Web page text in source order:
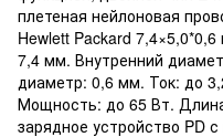
плетеная нейлоновая
Hewlett Packard
7,4 мм. Внутренний
диаметр: 0,6 мм. Ток: до
Мощность: до 65 Вт.
зарядное устройство PD